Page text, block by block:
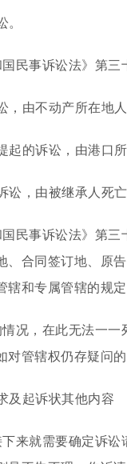
。
民事诉讼法》第
，由不动产所在地
起的诉讼，由港口
讼，由被继承人死
民事诉讼法》第
、合同签订地、原
和专属管辖的规定
况，在此无法一
管辖权仍存疑问
及起诉状其他内容
来就需要确定诉